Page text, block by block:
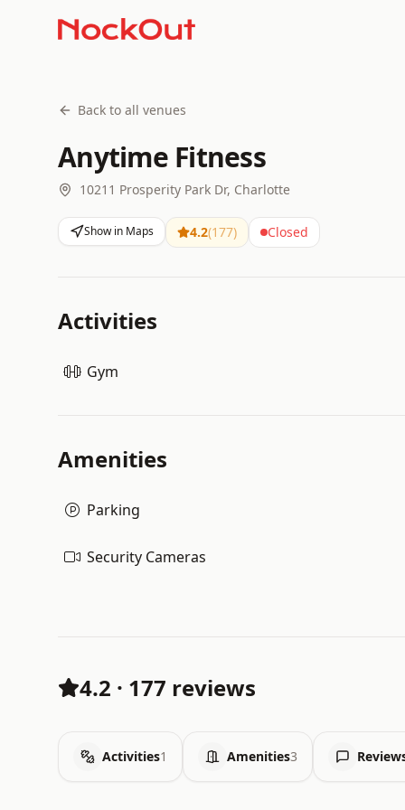
Back to all venues
Anytime Fitness
10211 Prosperity Park Dr, Charlotte
Show in Maps 4.2(177) Closed
Activities
Gym
Amenities
Parking
Security Cameras
4.2 · 177 reviews
Activities1 Amenities3